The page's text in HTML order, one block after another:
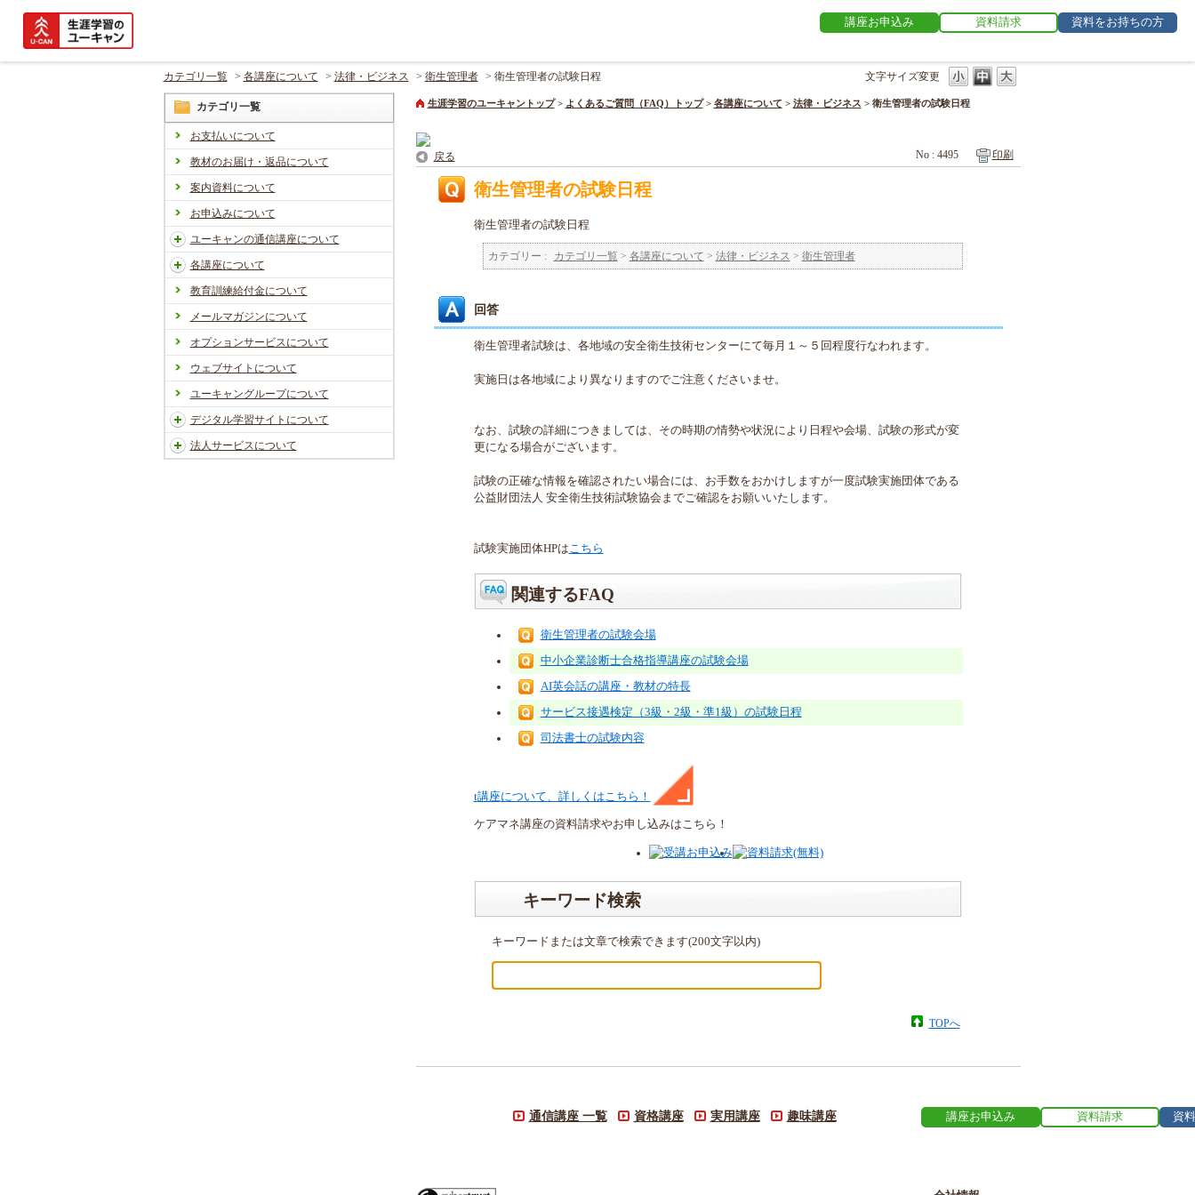
講座お申込み 資料請求 資料をお持ちの方
文字サイズ変更
カテゴリ一覧 > 各講座について > 法律・ビジネス > 衛生管理者 > 衛生管理者の試験日程
カテゴリ一覧
お支払いについて
教材のお届け・返品について
案内資料について
お申込みについて
ユーキャンの通信講座について
各講座について
教育訓練給付金について
メールマガジンについて
オプションサービスについて
ウェブサイトについて
ユーキャングループについて
デジタル学習サイトについて
法人サービスについて
生涯学習のユーキャントップ > よくあるご質問（FAQ）トップ > 各講座について > 法律・ビジネス > 衛生管理者の試験日程
戻る No : 4495 印刷
衛生管理者の試験日程
衛生管理者の試験日程
カテゴリー : カテゴリ一覧 > 各講座について > 法律・ビジネス > 衛生管理者
回答
衛生管理者試験は、各地域の安全衛生技術センターにて毎月１～５回程度行なわれます。
実施日は各地域により異なりますのでご注意くださいませ。
なお、試験の詳細につきましては、その時期の情勢や状況により日程や会場、試験の形式が変
更になる場合がございます。
試験の正確な情報を確認されたい場合には、お手数をおかけしますが一度試験実施団体である
公益財団法人 安全衛生技術試験協会までご確認をお願いいたします。
試験実施団体HPはこちら
関連するFAQ
衛生管理者の試験会場
中小企業診断士合格指導講座の試験会場
AI英会話の講座・教材の特長
サービス接遇検定（3級・2級・準1級）の試験日程
司法書士の試験内容
t講座について、詳しくはこちら！
ケアマネ講座の資料請求やお申し込みはこちら！
キーワード検索
キーワードまたは文章で検索できます(200文字以内)
TOPへ
通信講座 一覧 資格講座 実用講座 趣味講座 講座お申込み 資料請求 資